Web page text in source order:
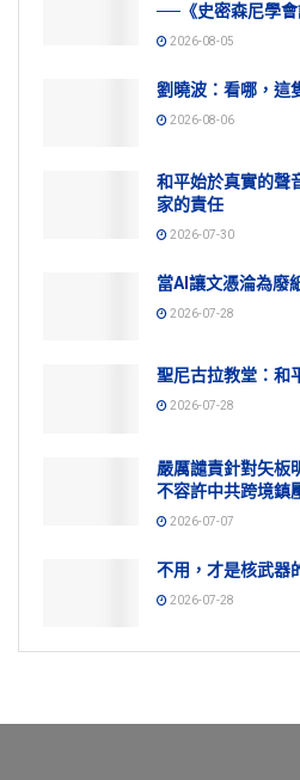
──《史密森尼學會
2026-08-05
劉曉波：看哪，這
2026-08-06
和平始於真實的聲
家的責任
2026-07-30
當AI讓文憑淪為
2026-07-28
聖尼古拉教堂：和
2026-07-28
嚴厲譴責針對矢
不容許中共跨境鎮
2026-07-07
不用，才是核武器
2026-07-28